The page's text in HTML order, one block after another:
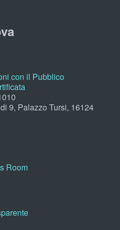
con il Pubblico
9, Palazzo Tursi, 16124
Room